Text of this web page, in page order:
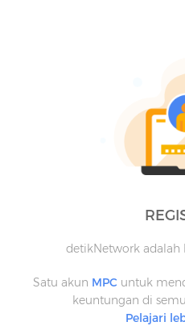
detikNetwork adalah
Satu akun MPC untuk
keuntungan di
Pelajari